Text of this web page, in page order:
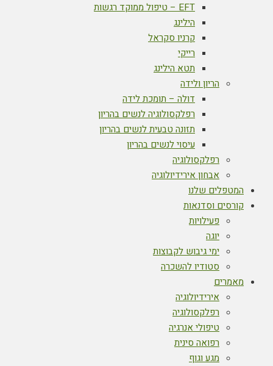
EFT – טיפול ממוקד רגשות
הילינג
קרניו סקראל
רייקי
תטא הילינג
הריון ולידה
דולה – תומכת לידה
רפלקסולוגיה לנשים בהריון
תזונה טבעית לנשים בהריון
עיסוי לנשים בהריון
רפלקסולוגיה
אבחון אירידיולוגיה
המטפלים שלנו
קורסים וסדנאות
פעילויות
יוגה
ימי גיבוש לקבוצות
סטודיו להשכרה
מאמרים
אירידיולוגיה
רפלקסולוגיה
טיפולי אנרגיה
רפואה סינית
מגע וגוף